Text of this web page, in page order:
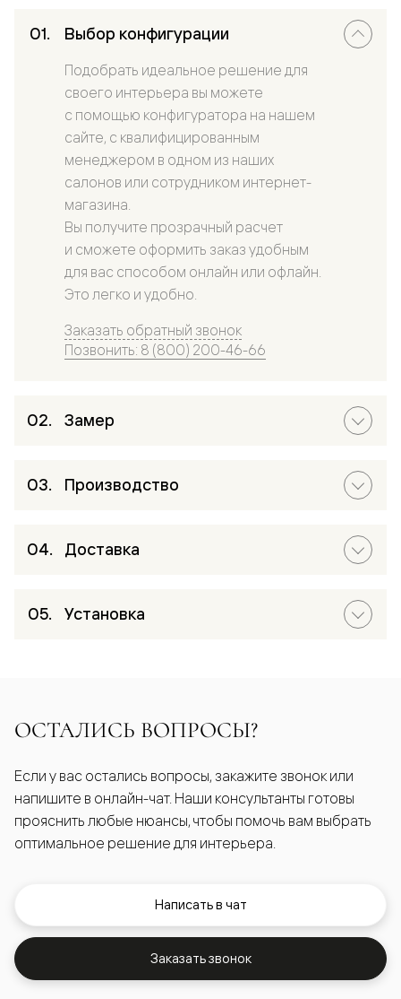
Выбор конфигурации
Подобрать идеальное решение для
своего интерьера вы можете
с помощью конфигуратора на нашем
сайте, с квалифицированным
менеджером в одном из наших
салонов или сотрудником интернет-
магазина.
Вы получите прозрачный расчет
и сможете оформить заказ удобным
для вас способом онлайн или офлайн.
Это легко и удобно.
Заказать обратный звонок
Позвонить: 8 (800) 200-46-66
Замер
Производство
Доставка
Установка
ОСТАЛИСЬ ВОПРОСЫ?
Если у вас остались вопросы, закажите звонок или
напишите в онлайн-чат. Наши консультанты готовы
прояснить любые нюансы, чтобы помочь вам выбрать
оптимальное решение для интерьера.
Написать в чат
Заказать звонок